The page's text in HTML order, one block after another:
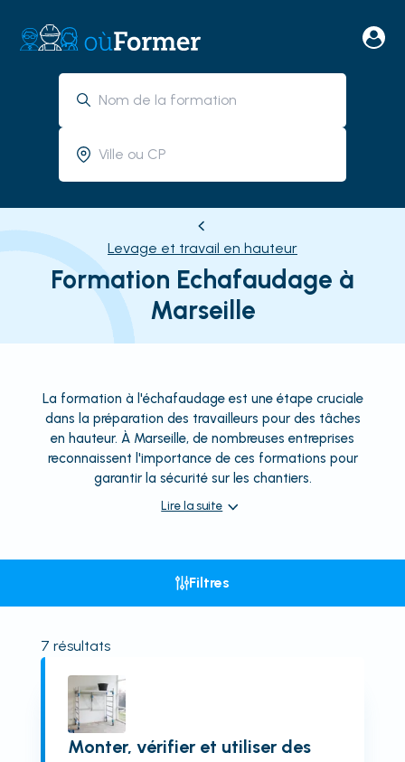
Levage et travail en hauteur
Formation Echafaudage à
Marseille
La formation à l'échafaudage est une étape cruciale
dans la préparation des travailleurs pour des tâches
en hauteur. À Marseille, de nombreuses entreprises
reconnaissent l'importance de ces formations pour
garantir la sécurité sur les chantiers.
Lire la suite
Filtres
7 résultats
Monter, vérifier et utiliser des